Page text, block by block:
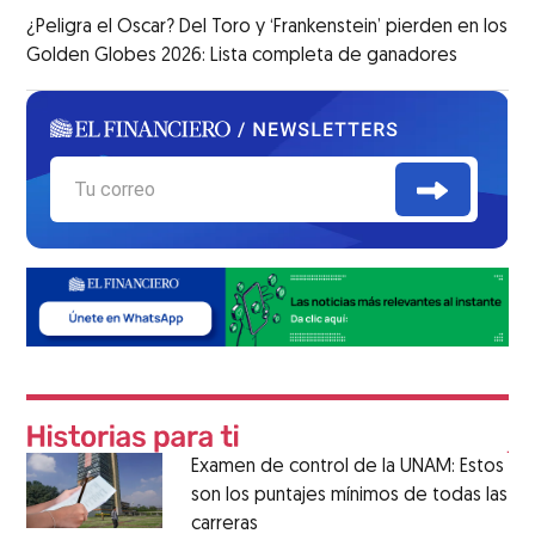
¿Peligra el Oscar? Del Toro y ‘Frankenstein’ pierden en los
Golden Globes 2026: Lista completa de ganadores
Examen de control de la UNAM: Estos
son los puntajes mínimos de todas las
carreras